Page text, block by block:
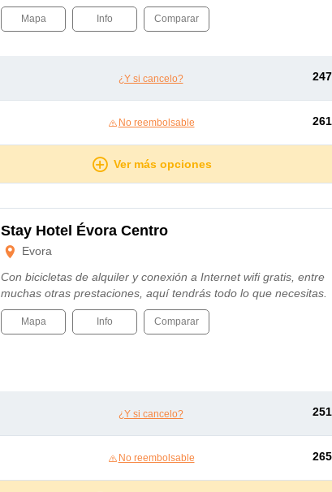
Mapa Info Comparar
¿Y si cancelo? 247
No reembolsable 261
Ver más opciones
Stay Hotel Évora Centro
Evora
Con bicicletas de alquiler y conexión a Internet wifi gratis, entre
muchas otras prestaciones, aquí tendrás todo lo que necesitas.
Mapa Info Comparar
¿Y si cancelo? 251
No reembolsable 265